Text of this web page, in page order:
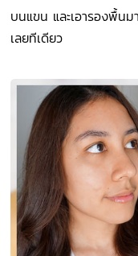
บนแขน และเอารองพื้น
เลยทีเดียว